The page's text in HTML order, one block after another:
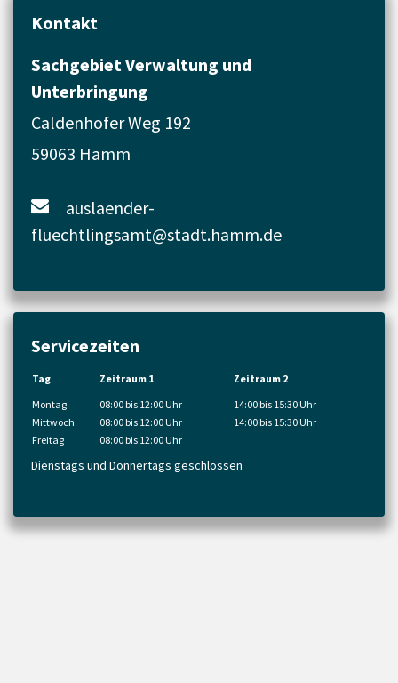
Kontakt
Sachgebiet Verwaltung und
Unterbringung
Caldenhofer Weg 192
59063 Hamm
auslaender-
fluechtlingsamt@stadt.hamm.de
Servicezeiten
Tag Zeitraum 1
Zeitraum 2
Montag
08:00 bis 12:00 Uhr
14:00 bis 15:30 Uhr
Mittwoch
08:00 bis 12:00 Uhr
14:00 bis 15:30 Uhr
Freitag
08:00 bis 12:00 Uhr
Dienstags und Donnertags geschlossen